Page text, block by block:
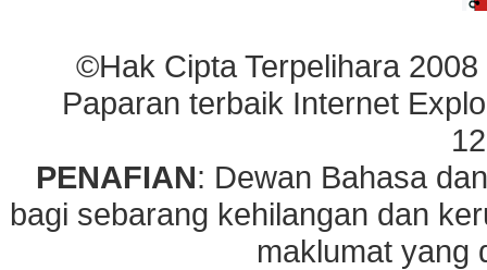
©Hak Cipta Terpelihara
Paparan terbaik Internet
PENAFIAN: Dewan Bahasa
bagi sebarang kehilangan dan
maklumat yang